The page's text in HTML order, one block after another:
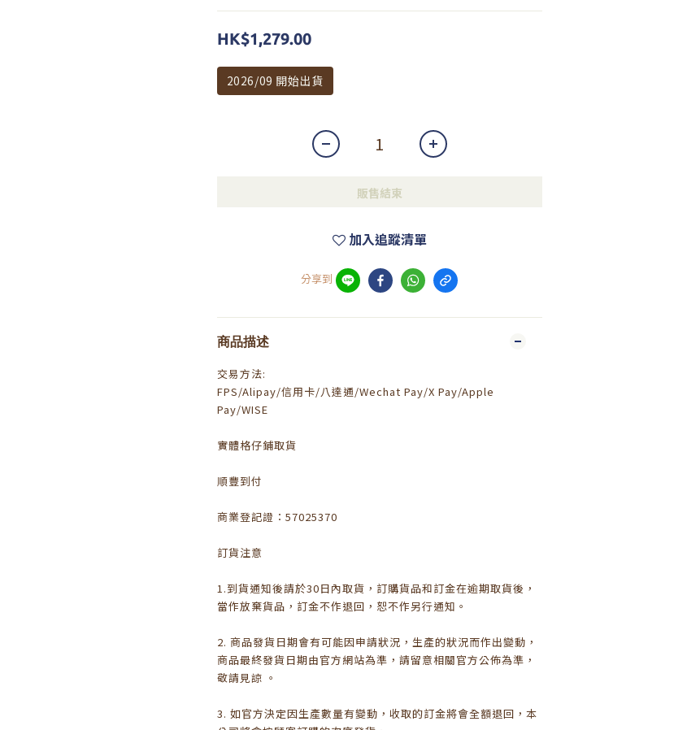
HK$1,279.00
2026/09 開始出貨
販售結束
加入追蹤清單
分享到
商品描述
交易方法:
FPS/Alipay/信用卡/八達通/Wechat Pay/X Pay/Apple
Pay/WISE
實體格仔鋪取貨
順豐到付
商業登記證：57025370
訂貨注意
1.到貨通知後請於30日內取貨，訂購貨品和訂金在逾期取貨後，
當作放棄貨品，訂金不作退回，恕不作另行通知。
2. 商品發貨日期會有可能因申請狀況，生產的狀況而作出變動，
商品最終發貨日期由官方網站為準，請留意相關官方公佈為準，
敬請見諒 。
3. 如官方決定因生產數量有變動，收取的訂金將會全額退回，本